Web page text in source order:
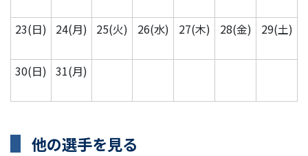
23(日) 24(月) 25(火) 26(水) 27(木) 28(金) 29(土)
30(日) 31(月)
他の選手を見る